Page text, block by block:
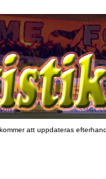
att uppdateras